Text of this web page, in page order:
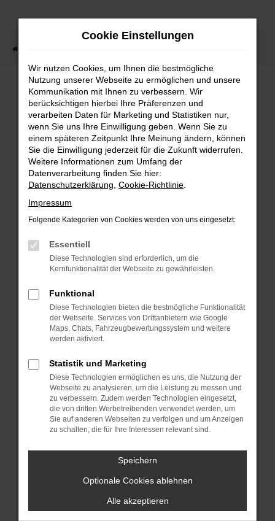
Zum
Fehler: Network Error
Beim Laden ist ein Fehler aufgetreten.
Hier sind ein paar Tipps, die dir helfen
können:
Überprüfe deine Firewall und
deine Internetverbindung.
Beispiel deine Suchmaschine?
Prüfe deine
Browsererweiterungen.
Manche Erweiterungen, wie
Werbeblocker, können das Laden
bestimmter Seiten verhindern.
anderen Browser oder in einem
privaten Fenster?
Starte dein Gerät neu.
Das kann manchmal helfen,
Stelle sicher, dass dein Browser
und dein Betriebssystem auf dem
neuesten Stand sind.
Cookie Einstellungen
Wir nutzen Cookies, um Ihnen die bestmögliche
Nutzung unserer Webseite zu ermöglichen und unsere
Kommunikation mit Ihnen zu verbessern. Wir
berücksichtigen hierbei Ihre Präferenzen und
verarbeiten Daten für Marketing und Statistiken nur,
wenn Sie uns Ihre Einwilligung geben. Wenn Sie zu
einem späteren Zeitpunkt Ihre Meinung ändern, können
Sie die Einwilligung jederzeit für die Zukunft widerrufen.
Weitere Informationen zum Umfang der
Datenverarbeitung finden Sie hier:
Datenschutzerklärung Cookie-Richtlinie
Impressum
Folgende Kategorien von Cookies werden von uns eingesetzt:
Essentiell
Diese Technologien sind erforderlich, um die
Kernfunktionalität der Webseite zu gewährleisten.
Funktional
Diese Technologien bieten die bestmögliche Funktionalität
der Webseite. Services von Drittanbietern wie Google
Maps, Chats, Fahrzeugbewertungssystem und weitere
werden aktiviert.
Statistik und Marketing
Diese Technologien ermöglichen es uns, die Nutzung der
Webseite zu analysieren, um die Leistung zu messen und
zu verbessern. Zudem werden Technologien eingesetzt,
die von dritten Werbetreibenden verwendet werden, um
Sie auf anderen Webseiten zu verfolgen und um Anzeigen
zu schalten, die für Ihre Interessen relevant sind.
Speichern
Optionale Cookies ablehnen
Alle akzeptieren